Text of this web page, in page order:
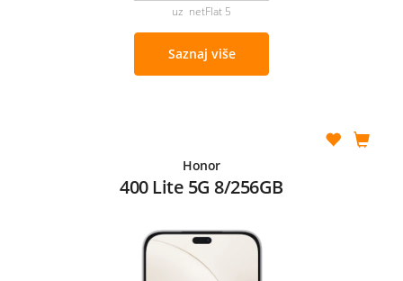
uz netFlat 5
Saznaj više
Honor
400 Lite 5G 8/256GB